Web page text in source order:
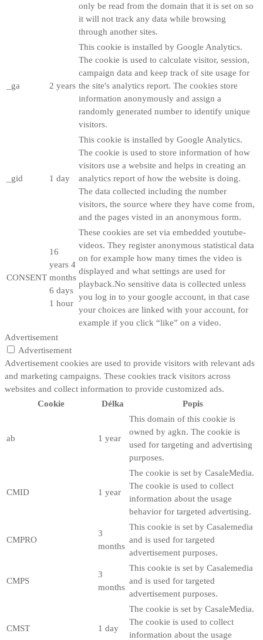
only be read from the domain that it is set on so
it will not track any data while browsing
through another sites.
_ga 2 years
This cookie is installed by Google Analytics.
The cookie is used to calculate visitor, session,
campaign data and keep track of site usage for
the site's analytics report. The cookies store
information anonymously and assign a
randomly generated number to identify unique
visitors.
_gid 1 day
This cookie is installed by Google Analytics.
The cookie is used to store information of how
visitors use a website and helps in creating an
analytics report of how the website is doing.
The data collected including the number
visitors, the source where they have come from,
and the pages visted in an anonymous form.
CONSENT
16
years 4
months
6 days
1 hour
These cookies are set via embedded youtube-
videos. They register anonymous statistical data
on for example how many times the video is
displayed and what settings are used for
playback.No sensitive data is collected unless
you log in to your google account, in that case
your choices are linked with your account, for
example if you click “like” on a video.
Advertisement
Advertisement
Advertisement cookies are used to provide visitors with relevant ads
and marketing campaigns. These cookies track visitors across
websites and collect information to provide customized ads.
Cookie
Délka Popis
ab 1 year
This domain of this cookie is
owned by agkn. The cookie is
used for targeting and advertising
purposes.
CMID 1 year
The cookie is set by CasaleMedia.
The cookie is used to collect
information about the usage
behavior for targeted advertising.
CMPRO
3
months
This cookie is set by Casalemedia
and is used for targeted
advertisement purposes.
CMPS
3
months
This cookie is set by Casalemedia
and is used for targeted
advertisement purposes.
CMST 1 day
The cookie is set by CasaleMedia.
The cookie is used to collect
information about the usage